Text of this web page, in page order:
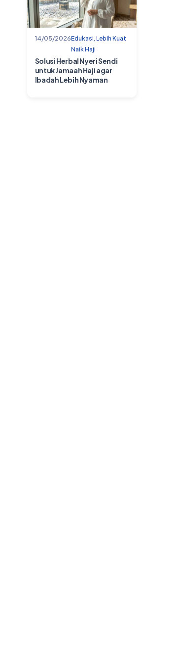
14/05/2026Edukasi, Lebih Kuat
Naik Haji
Solusi Herbal Nyeri Sendi
untuk Jamaah Haji agar
Ibadah Lebih Nyaman